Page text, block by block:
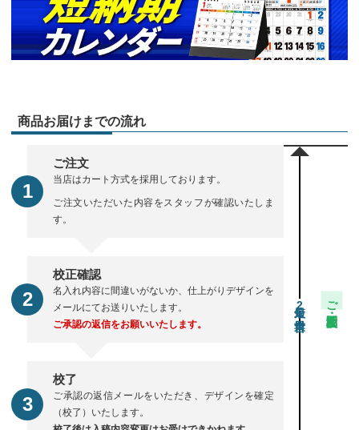
商品お届けまでの流れ
ご注文
当店はカート方式を採用しております。
ご注文いただいた内容をスタッフが確認いたしま
す。
校正確認
名入れ内容に間違いがないか、仕上がりデザインを
メールにてお送りいたします。
ご承認の返信をお願いいたします。
校了
ご承認の返信メールをいただき、デザインを確定
（校了）いたします。
2 ご注文・校正期間